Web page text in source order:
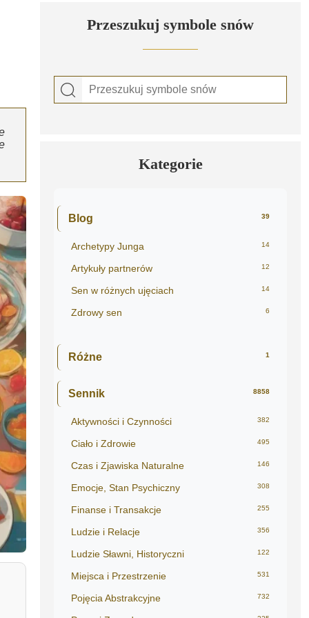
Przeszukuj symbole snów
Kategorie
Blog 39
Archetypy Junga 14
Artykuły partnerów 12
Sen w różnych ujęciach 14
Zdrowy sen 6
Różne 1
Sennik 8858
Aktywności i Czynności 382
Ciało i Zdrowie 495
Czas i Zjawiska Naturalne 146
Emocje, Stan Psychiczny 308
Finanse i Transakcje 255
Ludzie i Relacje 356
Ludzie Sławni, Historyczni 122
Miejsca i Przestrzenie 531
Pojęcia Abstrakcyjne 732